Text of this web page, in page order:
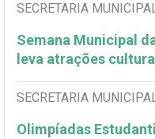
SECRETARIA
Semana Municipal
leva atrações
SECRETARIA
Olimpíadas